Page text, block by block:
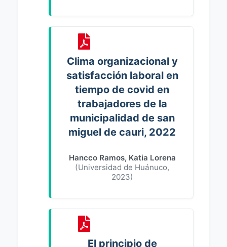
Clima organizacional y
satisfacción laboral en
tiempo de covid en
trabajadores de la
municipalidad de san
miguel de cauri, 2022
Hancco Ramos, Katia Lorena
(Universidad de Huánuco,
2023)
El principio de